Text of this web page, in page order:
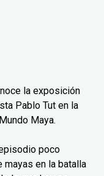
la exposición
Pablo Tut en la
Maya.
poco
mayas en la batalla